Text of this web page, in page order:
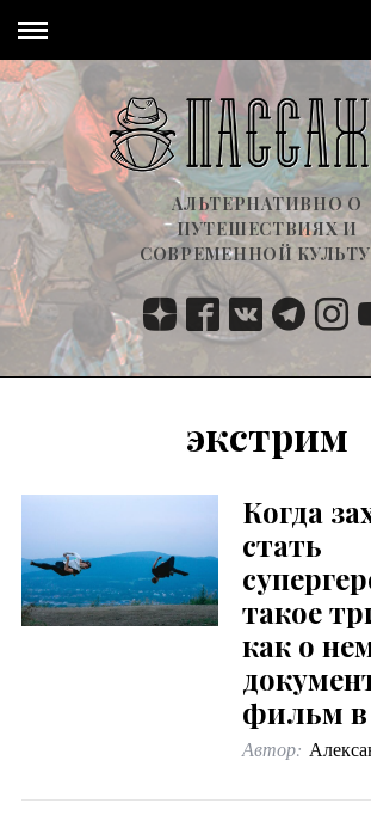
АЛЬТЕРНАТИВНО О
ПУТЕШЕСТВИЯХ И
СОВРЕМЕННОЙ
экстрим
Когда
стать
такое
как о
фильм в
Автор: